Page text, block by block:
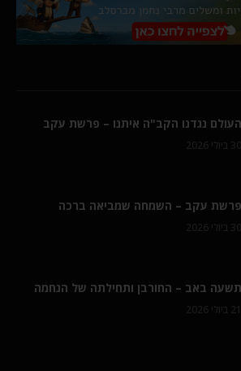
העולם נגדנו הקב"ה איתנו – פרשת עקב
30 ביולי 2026
פרשת עקב – השמחה שמביאה ברכה
30 ביולי 2026
תשעה באב – החורבן ותחילתה של הנחמה
21 ביולי 2026